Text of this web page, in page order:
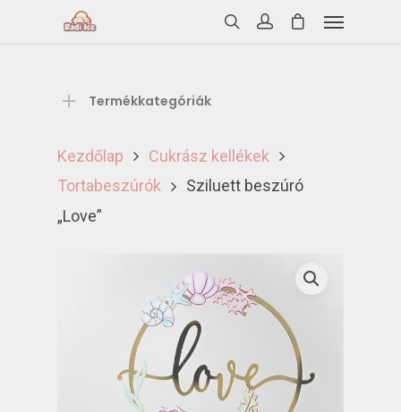
Termékkategóriák
Kezdőlap
Cukrász kellékek
Tortabeszúrók
Sziluett beszúró
„Love”